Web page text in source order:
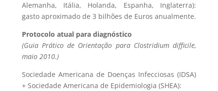
Alemanha, Itália, Holanda, Espanha, Inglaterra):
gasto aproximado de 3 bilhões de Euros anualmente.
Protocolo atual para diagnóstico
(Guia Prático de Orientação para Clostridium difficile,
maio 2010.)
Sociedade Americana de Doenças Infecciosas (IDSA)
+ Sociedade Americana de Epidemiologia (SHEA):